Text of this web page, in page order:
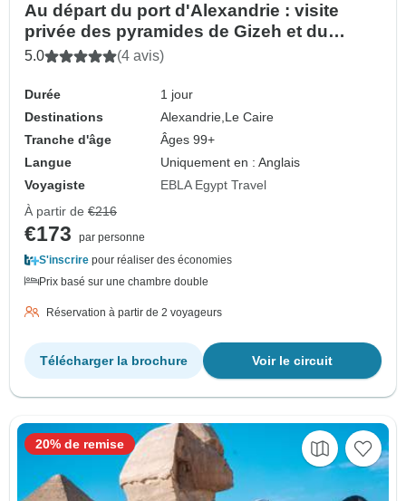
Au départ du port d'Alexandrie : visite
privée des pyramides de Gizeh et du
Grand musée égyptien
5.0 (4 avis)
Durée
1 jour
Destinations
Alexandrie,Le Caire
Tranche d'âge
Âges 99+
Langue
Uniquement en : Anglais
Voyagiste
EBLA Egypt Travel
À partir de €216
€173
par personne
S'inscrire pour réaliser des économies
Prix basé sur une chambre double
Réservation à partir de 2 voyageurs
Voir le circuit
Télécharger la brochure
20% de remise